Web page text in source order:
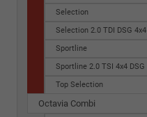
Selection
Selection 2.0 TDI DSG 4x4
Sportline
Sportline 2.0 TSI 4x4 DSG
Top Selection
Octavia Combi